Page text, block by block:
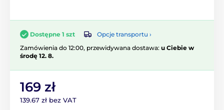
Dostępne 1 szt
Opcje transportu ›
Zamówienia do 12:00, przewidywana dostawa: u Ciebie w
środę 12. 8.
169 zł
139.67 zł bez VAT